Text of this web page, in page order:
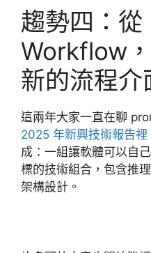
趨勢四：從
Workflow
新的流程介
這兩年大家一直在聊
2025 年新興技術報告裡
成：一組讓軟體可以自
標的技術組合，包含推
架構設計。